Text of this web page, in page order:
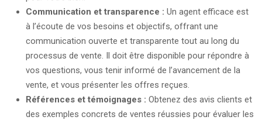
Communication et transparence : Un agent efficace est
à l’écoute de vos besoins et objectifs, offrant une
communication ouverte et transparente tout au long du
processus de vente. Il doit être disponible pour répondre à
vos questions, vous tenir informé de l’avancement de la
vente, et vous présenter les offres reçues.
Références et témoignages : Obtenez des avis clients et
des exemples concrets de ventes réussies pour évaluer les